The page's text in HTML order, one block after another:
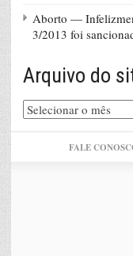
Aborto —
3/2013 foi
Arquivo do
Arquivo
do
FALE